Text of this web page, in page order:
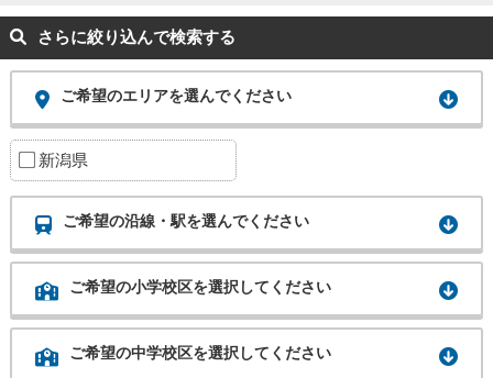
さらに絞り込んで検索する
ご希望のエリアを選んでください
新潟県
ご希望の沿線・駅を選んでください
ご希望の小学校区を選択してください
ご希望の中学校区を選択してください